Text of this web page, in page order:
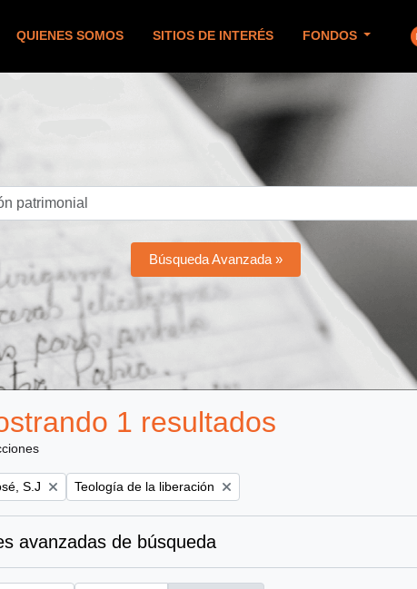
QUIENES SOMOS SITIOS DE INTERÉS FONDOS
Búsqueda Avanzada »
1 resultados
S.J Remove filter:
Teología de la liberación
avanzadas de búsqueda